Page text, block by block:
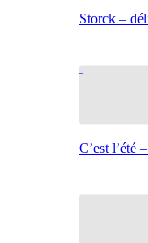
Storck –
C’est l’été